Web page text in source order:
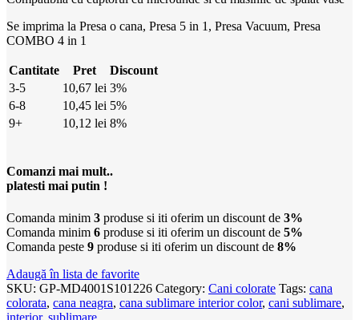
Se imprima la Presa o cana, Presa 5 in 1, Presa Vacuum, Presa
COMBO 4 in 1
Cantitate Pret
Discount
3-5
10,67 lei 3%
6-8
10,45 lei 5%
9+
10,12 lei 8%
Comanzi mai mult..
platesti mai putin !
Comanda minim 3 produse si iti oferim un discount de 3%
Comanda minim 6 produse si iti oferim un discount de 5%
Comanda peste 9 produse si iti oferim un discount de 8%
Adaugă în lista de favorite
SKU: GP-MD4001S101226 Category: Cani colorate Tags: cana
colorata, cana neagra, cana sublimare interior color, cani sublimare,
interior, sublimare